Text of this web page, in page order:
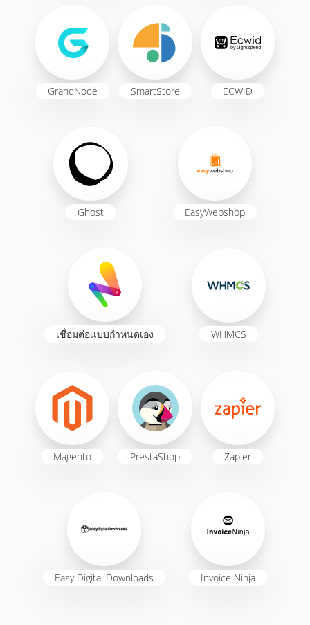
GrandNode SmartStore ECWID
Ghost EasyWebshop
เชื่อมต่อเเบบกำหนดเอง WHMCS
Magento PrestaShop Zapier
Easy Digital Downloads Invoice Ninja